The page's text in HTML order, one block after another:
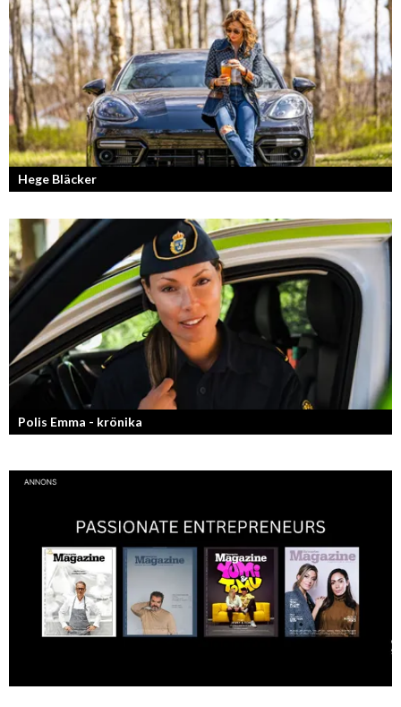
professionell hudvård online.
Hege Bläcker
Bilfantast, influencer och en av Lidköpings mest framgångsrika
företagare.
Polis Emma - krönika
Kan jag snälla få prata med dig igen, för du va så bra att prata med.